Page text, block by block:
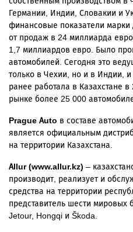
Германии, Индии, Словакии и
финансовые показатели марки
от продаж в 24 миллиарда
1,7 миллиардов евро. Было
автомобилей. Сегодня это
только в Чехии, но и в Индии,
ранее работала в Казахстане
рынке более 25 000
Prague Auto в составе
является официальным
на территории Казахстана.
Allur(www.allur.kz) –
производит, реализует и
средства на территории
представитель шести мировых
Jetour, Hongqi и Škoda.